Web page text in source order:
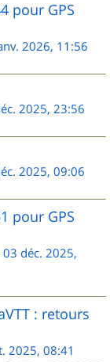
pour GPS
2026, 11:56
2025, 23:56
2025, 09:06
pour GPS
03 déc. 2025,
: retours
2025, 08:41